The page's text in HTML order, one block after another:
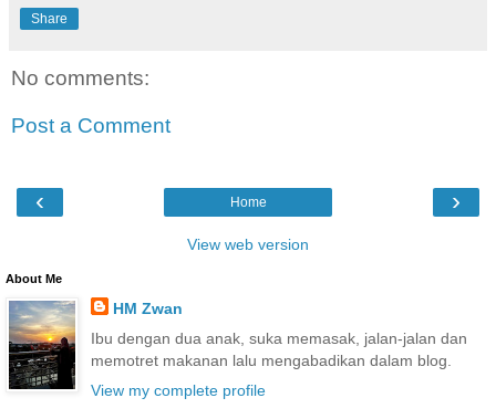
Share
No comments:
Post a Comment
‹ ›
Home
View web version
About Me
HM Zwan
Ibu dengan dua anak, suka memasak, jalan-jalan dan
memotret makanan lalu mengabadikan dalam blog.
View my complete profile